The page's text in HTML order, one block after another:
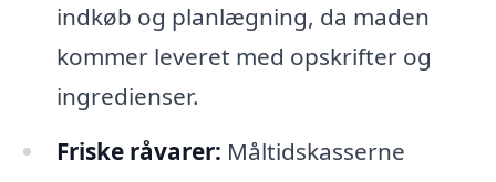
indkøb og planlægning, da maden
kommer leveret med opskrifter og
ingredienser.
Friske råvarer: Måltidskasserne